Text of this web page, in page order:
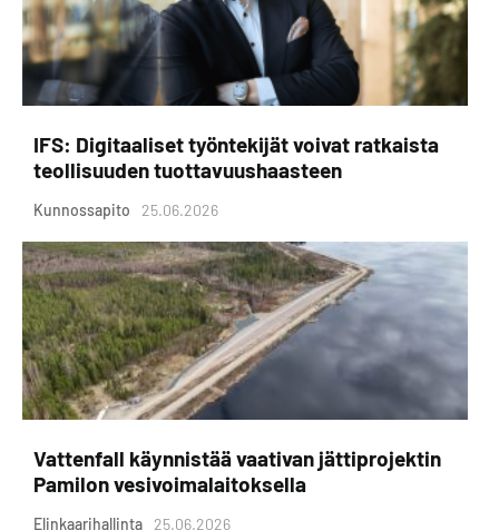
IFS: Digitaaliset työntekijät voivat ratkaista
teollisuuden tuottavuushaasteen
Kunnossapito 25.06.2026
Vattenfall käynnistää vaativan jättiprojektin
Pamilon vesivoimalaitoksella
Elinkaarihallinta 25.06.2026